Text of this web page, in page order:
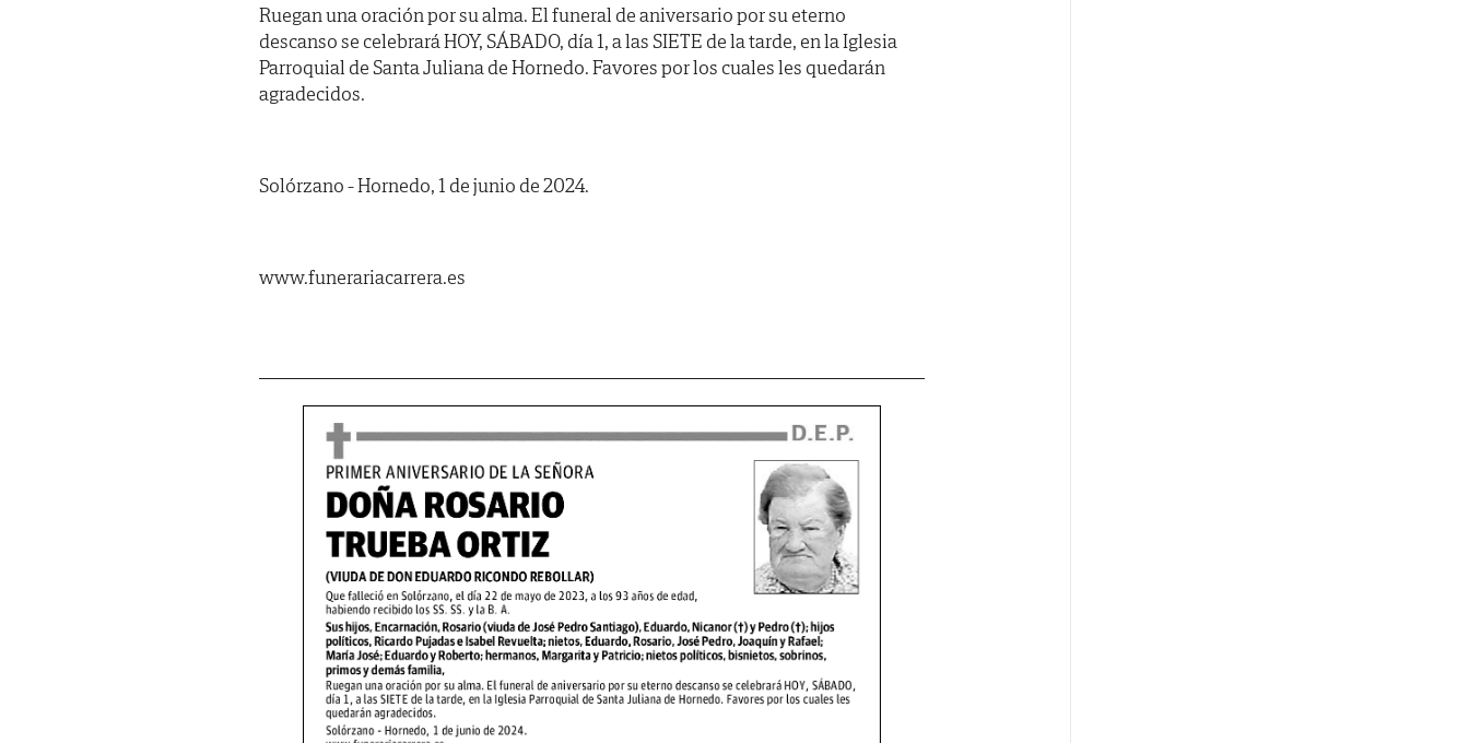
Ruegan una oración por su alma. El funeral de aniversario por su eterno
descanso se celebrará HOY, SÁBADO, día 1, a las SIETE de la tarde, en la Iglesia
Parroquial de Santa Juliana de Hornedo. Favores por los cuales les quedarán
agradecidos.
Solórzano - Hornedo, 1 de junio de 2024.
www.funerariacarrera.es